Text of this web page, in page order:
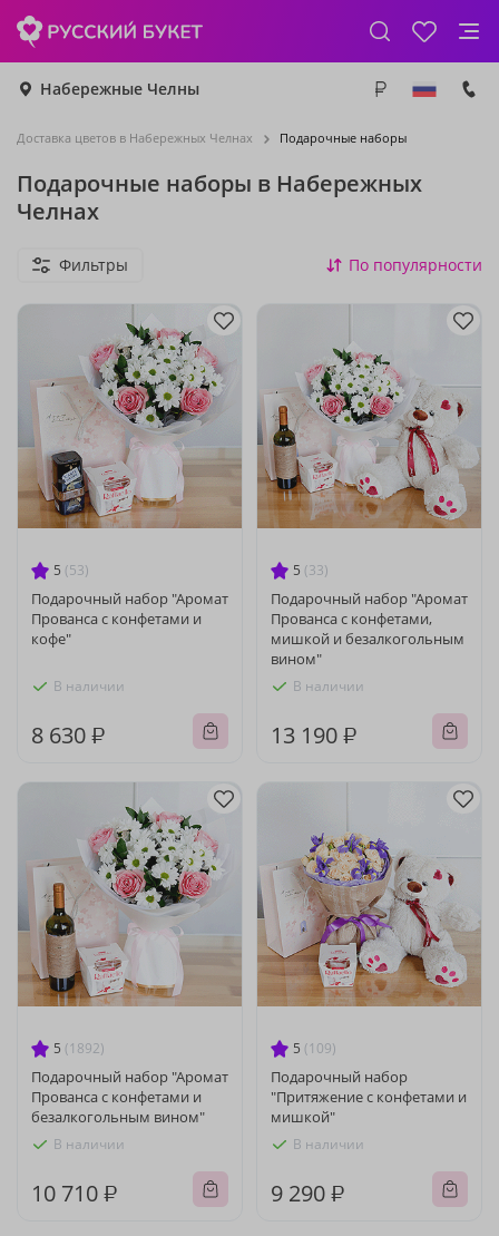
Набережные Челны
Доставка цветов в Набережных Челнах Подарочные наборы
Подарочные наборы в Набережных
Челнах
Фильтры По популярности
5 (53)
Подарочный набор "Аромат
Прованса с конфетами и
кофе"
В наличии
8 630 ₽
5 (33)
Подарочный набор "Аромат
Прованса с конфетами,
мишкой и безалкогольным
вином"
В наличии
13 190 ₽
5 (1892)
Подарочный набор "Аромат
Прованса с конфетами и
безалкогольным вином"
В наличии
10 710 ₽
5 (109)
Подарочный набор
"Притяжение с конфетами и
мишкой"
В наличии
9 290 ₽